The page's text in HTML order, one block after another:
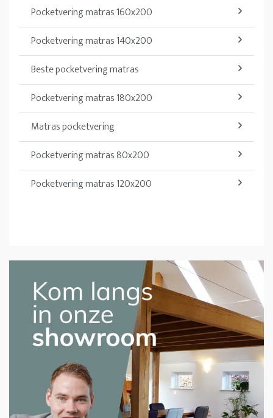
Pocketvering matras 160x200
Pocketvering matras 140x200
Beste pocketvering matras
Pocketvering matras 180x200
Matras pocketvering
Pocketvering matras 80x200
Pocketvering matras 120x200